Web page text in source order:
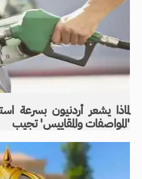
لماذا يشعر أردنيون بسرعة
'المواصفات والمقاييس' تجيب